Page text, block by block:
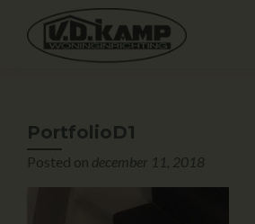
PortfolioD1
Posted on december 11, 2018